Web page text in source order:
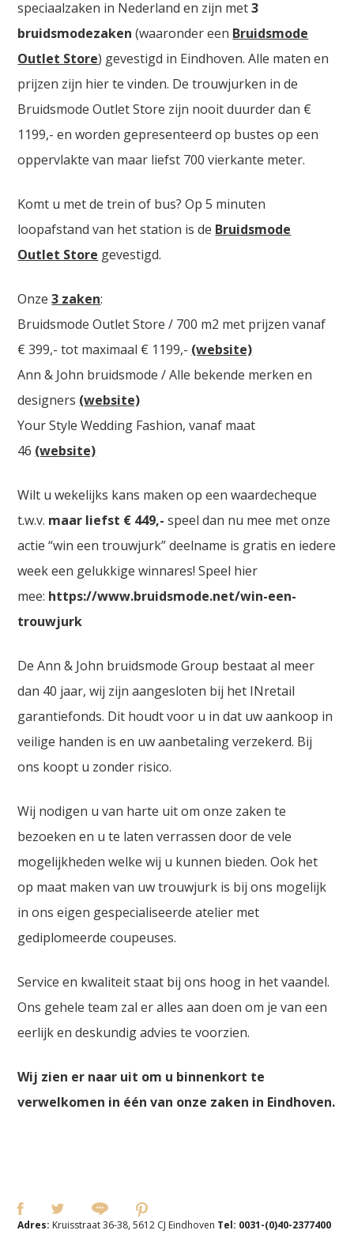
speciaalzaken in Nederland en zijn met3
bruidsmodezaken (waaronder een Bruidsmode
Outlet Store) gevestigd in Eindhoven. Alle maten en
prijzen zijn hier te vinden. De trouwjurken in de
Bruidsmode Outlet Store zijn nooit duurder dan €
1199,- en worden gepresenteerd op bustes op een
oppervlakte van maar liefst 700 vierkante meter.
Komt u met de trein of bus? Op 5 minuten
loopafstand van het station is de Bruidsmode
Outlet Store gevestigd.
Onze3 zaken:
Bruidsmode Outlet Store / 700 m2 met prijzen vanaf
€ 399,- tot maximaal € 1199,- (website)
Ann & John bruidsmode / Alle bekende merken en
designers (website)
Your Style Wedding Fashion, vanaf maat
46 (website)
Wilt u wekelijks kans maken op een waardecheque
t.w.v. maar liefst € 449,- speel dan nu mee met onze
actie “win een trouwjurk” deelname is gratis en iedere
week een gelukkige winnares! Speel hier
mee: https://www.bruidsmode.net/win-een-
trouwjurk
De Ann & John bruidsmode Group bestaat al meer
dan 40 jaar, wij zijn aangesloten bij het INretail
garantiefonds. Dit houdt voor u in dat uw aankoop in
veilige handen is en uw aanbetaling verzekerd. Bij
ons koopt u zonder risico.
Wij nodigen u van harte uit om onze zaken te
bezoeken en u te laten verrassen door de vele
mogelijkheden welke wij u kunnen bieden. Ook het
op maat maken van uw trouwjurk is bij ons mogelijk
in ons eigen gespecialiseerde atelier met
gediplomeerde coupeuses.
Service en kwaliteit staat bij ons hoog in het vaandel.
Ons gehele team zal er alles aan doen om je van een
eerlijk en deskundig advies te voorzien.
Wij zien er naar uit om u binnenkort te
verwelkomen in één van onze zaken in Eindhoven.
Adres: Kruisstraat 36-38, 5612 CJ Eindhoven Tel: 0031-(0)40-2377400